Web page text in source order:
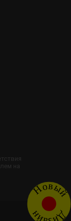
на
Новый